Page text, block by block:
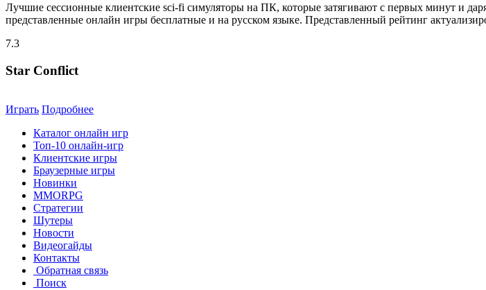
Лучшие сессионные клиентские sci-fi симуляторы на ПК, которые затягивают с первых минут и
представленные онлайн игры бесплатные и на русском языке. Представленный рейтинг
7.3
Star Conflict
Играть Подробнее
Каталог онлайн игр
Топ-10 онлайн-игр
Клиентские игры
Браузерные игры
Новинки
MMORPG
Стратегии
Шутеры
Новости
Видеогайды
Контакты
Обратная связь
Поиск